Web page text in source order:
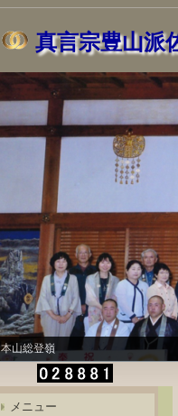
真言宗豊山派
本山総登嶺
メニュー